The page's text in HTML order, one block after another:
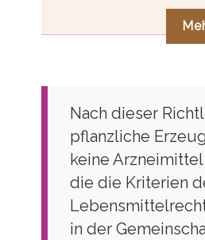
Nach dieser
pflanzliche
keine
die die Kriterien
in der